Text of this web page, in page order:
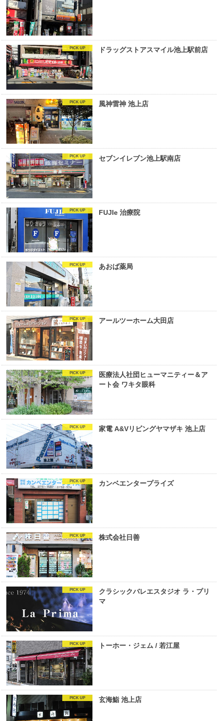
ドラッグストアスマイル池上駅前店
風神雷神 池上店
セブンイレブン池上駅南店
FUJIe 治療院
あおば薬局
アールツーホーム大田店
医療法人社団ヒューマニティー＆ア
ート会 ワキタ眼科
家電 A&Vリビングヤマザキ 池上店
カンベエンタープライズ
株式会社日善
クラシックバレエスタジオ ラ・プリ
マ
トーホー・ジェム / 若江屋
玄海鮨 池上店